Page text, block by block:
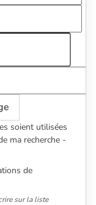
soient utilisées
ma recherche -
de
sur la liste